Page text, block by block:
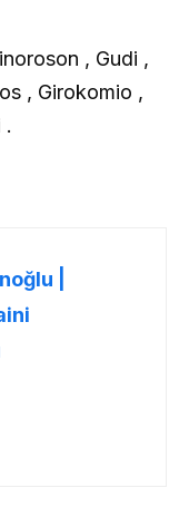
, Gudi ,
, Girokomio ,
.
|